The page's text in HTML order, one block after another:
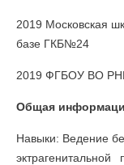
2019 Московская
базе ГКБ№24
2019 ФГБОУ ВО
Общая
Навыки: Ведение